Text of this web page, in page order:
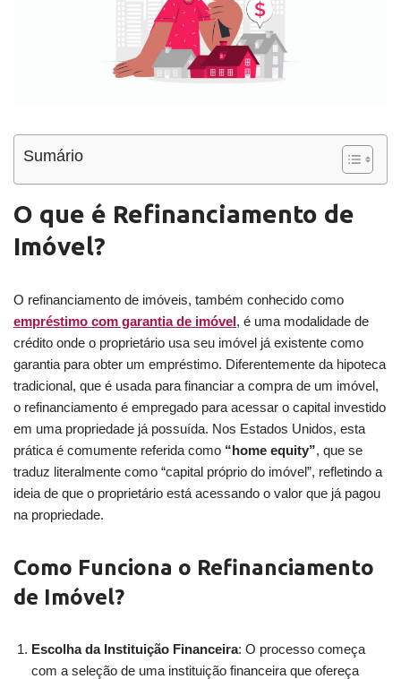
Sumário
O que é Refinanciamento de
Imóvel?
O refinanciamento de imóveis, também conhecido como
empréstimo com garantia de imóvel, é uma modalidade de
crédito onde o proprietário usa seu imóvel já existente como
garantia para obter um empréstimo. Diferentemente da hipoteca
tradicional, que é usada para financiar a compra de um imóvel,
o refinanciamento é empregado para acessar o capital investido
em uma propriedade já possuída. Nos Estados Unidos, esta
prática é comumente referida como “home equity”, que se
traduz literalmente como “capital próprio do imóvel”, refletindo a
ideia de que o proprietário está acessando o valor que já pagou
na propriedade.
Como Funciona o Refinanciamento
de Imóvel?
Escolha da Instituição Financeira: O processo começa
com a seleção de uma instituição financeira que ofereça